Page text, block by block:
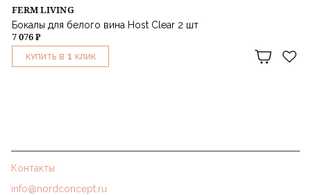
FERM LIVING
Бокалы для белого вина Host Clear 2 шт
7 076 ₽
КУПИТЬ В 1 КЛИК
Контакты
info@nordconcept.ru